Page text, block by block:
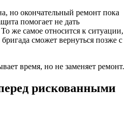
но окончательный ремонт пока
помогает не дать
же самое относится к ситуации,
бригада сможет вернуться позже с
время, но не заменяет ремонт.
рискованными